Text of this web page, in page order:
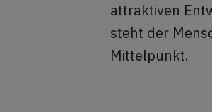
attraktiven
steht der
Mittelpunkt.